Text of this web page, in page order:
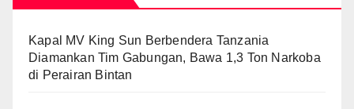
Kapal MV King Sun Berbendera Tanzania
Diamankan Tim Gabungan, Bawa 1,3 Ton Narkoba
di Perairan Bintan